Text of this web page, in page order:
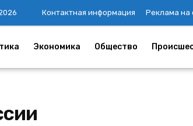
Контактная информация Реклама на
Экономика Общество